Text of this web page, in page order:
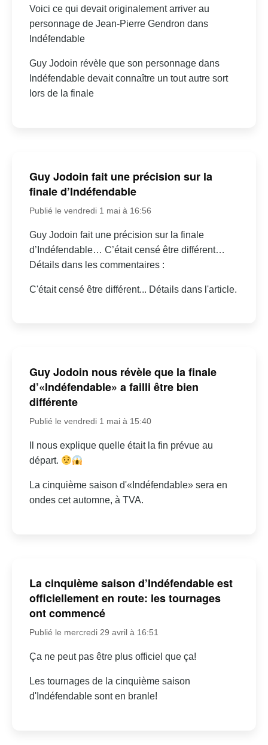
Voici ce qui devait originalement arriver au
personnage de Jean-Pierre Gendron dans
Indéfendable
Guy Jodoin révèle que son personnage dans
Indéfendable devait connaître un tout autre sort
lors de la finale
Guy Jodoin fait une précision sur la
finale d’Indéfendable
Publié le vendredi 1 mai à 16:56
Guy Jodoin fait une précision sur la finale
d’Indéfendable… C’était censé être différent…
Détails dans les commentaires :
C'était censé être différent... Détails dans l'article.
Guy Jodoin nous révèle que la finale
d’«Indéfendable» a failli être bien
différente
Publié le vendredi 1 mai à 15:40
Il nous explique quelle était la fin prévue au
départ.
La cinquième saison d'«Indéfendable» sera en
ondes cet automne, à TVA.
La cinquième saison d’Indéfendable est
officiellement en route: les tournages
ont commencé
Publié le mercredi 29 avril à 16:51
Ça ne peut pas être plus officiel que ça!
Les tournages de la cinquième saison
d'Indéfendable sont en branle!